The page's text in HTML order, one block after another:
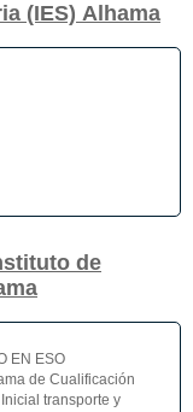
(IES) Alhama
de
EN ESO
de Cualificación
transporte y